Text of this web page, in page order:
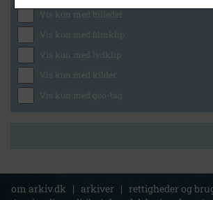
Vis kun med billeder
Vis kun med filmklip
Vis kun med lydklip
Vis kun med kilder
Vis kun med geo-tag
om arkiv.dk | arkiver | rettigheder og